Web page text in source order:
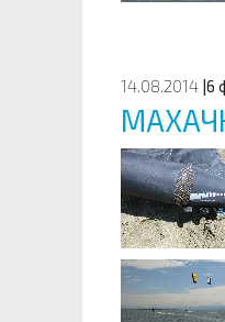
14.08.2014 |6